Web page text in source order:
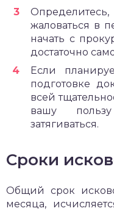
жаловаться в
начать с
достаточно
Если
подготовке
всей
вашу
затягиваться.
Сроки
Общий срок
месяца,